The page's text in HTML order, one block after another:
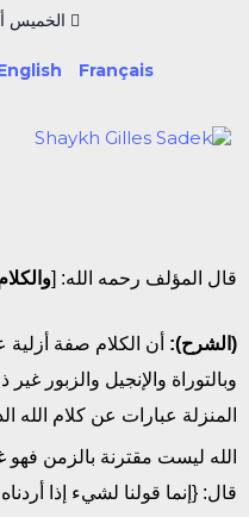
الخميس
Français
قال المؤلف رحمه الله: [
(الشرح): أن الكلام صفة
وبالتوراة والإنجيل والزبور
المنزلة عبارات عن كلام الله
الله ليست مقترنة بالزمن فهو